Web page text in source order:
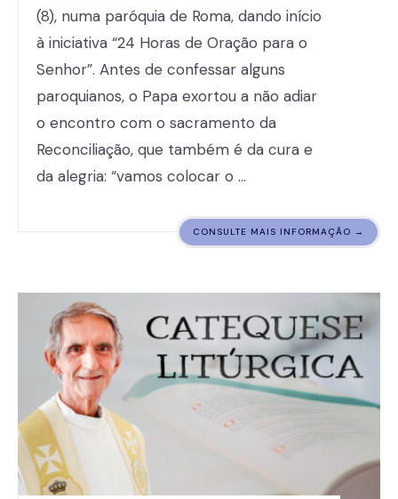
(8), numa paróquia de Roma, dando início
à iniciativa “24 Horas de Oração para o
Senhor”. Antes de confessar alguns
paroquianos, o Papa exortou a não adiar
o encontro com o sacramento da
Reconciliação, que também é da cura e
da alegria: “vamos colocar o …
CONSULTE MAIS INFORMAÇÃO →